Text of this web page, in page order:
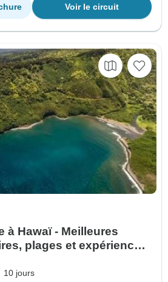
Voir le circuit
à Hawaï - Meilleures
plages et expériences
10 jours